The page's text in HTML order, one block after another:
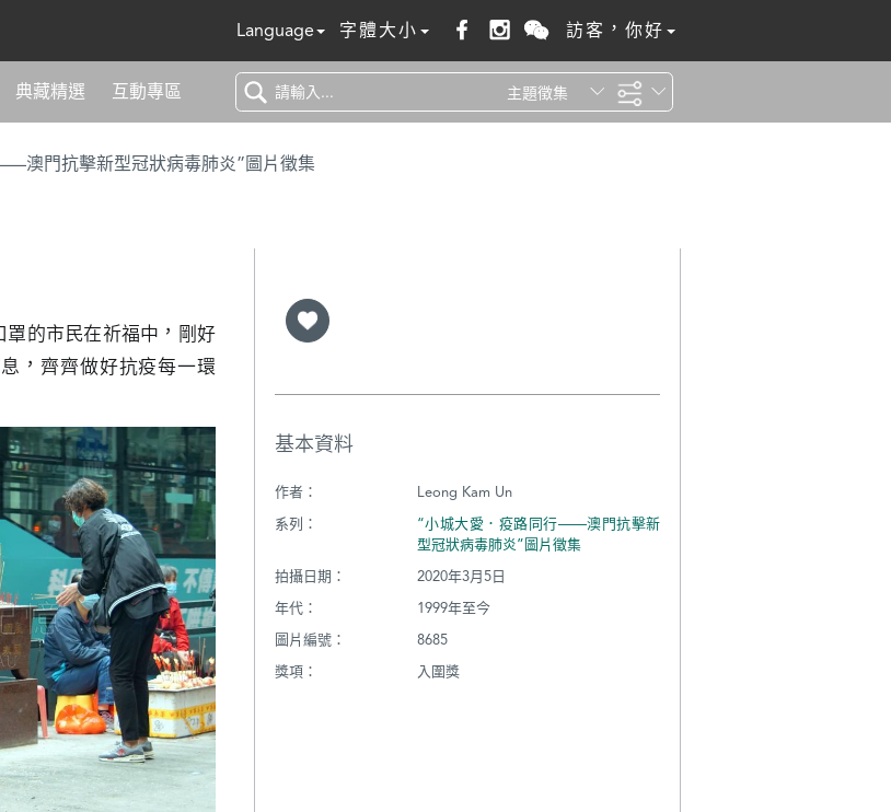
Language 字體大小 訪客，你好
典藏精選 互動專區 主題徵集
澳門抗擊新型冠狀病毒肺炎”圖片徵集
的市民在祈福中，剛好
，齊齊做好抗疫每一環
基本資料
作者：
Leong Kam Un
系列：
“小城大愛．疫路同行——澳門抗擊新
型冠狀病毒肺炎”圖片徵集
拍攝日期：
2020年3月5日
年代：
1999年至今
圖片編號：
8685
獎項：
入圍獎